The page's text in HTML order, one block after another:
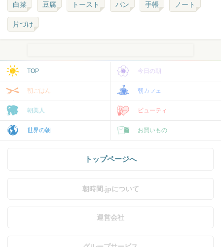
白菜 豆腐 トースト パン 手帳 ノート
片づけ
TOP 今日の朝
朝ごはん 朝カフェ
朝美人 ビューティ
世界の朝 お買いもの
トップページへ
朝時間.jpについて
運営会社